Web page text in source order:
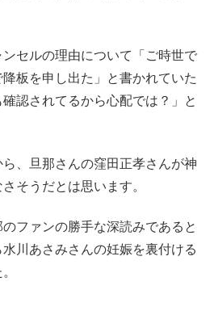
セルの理由について「ご時世で
板を申し出た」と書かれていた
認されてるから心配では？」と
、旦那さんの窪田正孝さんが神
そうだとは思います。
ファンの勝手な深読みであると
川あさみさんの妊娠を裏付ける